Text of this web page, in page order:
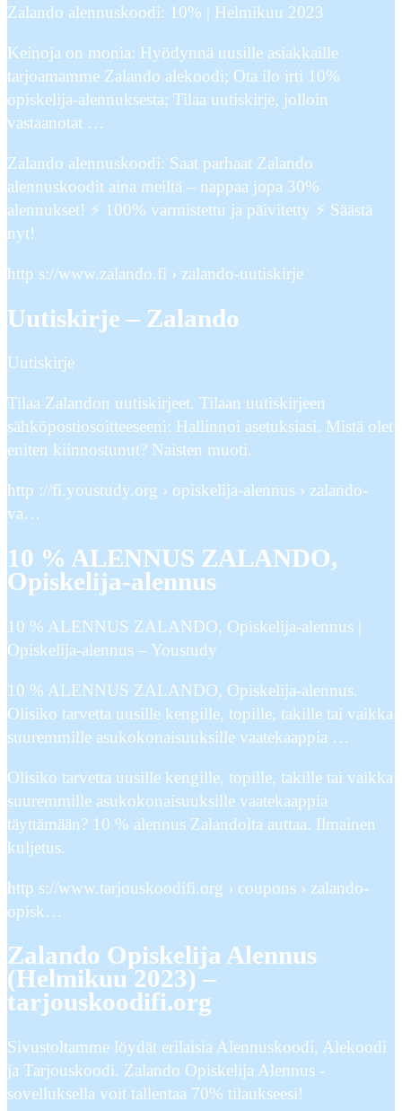
Zalando alennuskoodi: 10% | Helmikuu 2023
Keinoja on monia: Hyödynnä uusille asiakkaille
tarjoamamme Zalando alekoodi; Ota ilo irti 10%
opiskelija-alennuksesta; Tilaa uutiskirje, jolloin
vastaanotat …
Zalando alennuskoodi: Saat parhaat Zalando
alennuskoodit aina meiltä – nappaa jopa 30%
alennukset! ⚡ 100% varmistettu ja päivitetty ⚡ Säästä
nyt!
http s://www.zalando.fi › zalando-uutiskirje
Uutiskirje – Zalando
Uutiskirje
Tilaa Zalandon uutiskirjeet. Tilaan uutiskirjeen
sähköpostiosoitteeseeni: Hallinnoi asetuksiasi. Mistä olet
eniten kiinnostunut? Naisten muoti.
http ://fi.youstudy.org › opiskelija-alennus › zalando-
va…
10 % ALENNUS ZALANDO,
Opiskelija-alennus
10 % ALENNUS ZALANDO, Opiskelija-alennus |
Opiskelija-alennus – Youstudy
10 % ALENNUS ZALANDO, Opiskelija-alennus.
Olisiko tarvetta uusille kengille, topille, takille tai vaikka
suuremmille asukokonaisuuksille vaatekaappia …
Olisiko tarvetta uusille kengille, topille, takille tai vaikka
suuremmille asukokonaisuuksille vaatekaappia
täyttämään? 10 % alennus Zalandolta auttaa. Ilmainen
kuljetus.
http s://www.tarjouskoodifi.org › coupons › zalando-
opisk…
Zalando Opiskelija Alennus
(Helmikuu 2023) –
tarjouskoodifi.org
Sivustoltamme löydät erilaisia Alennuskoodi, Alekoodi
ja Tarjouskoodi. Zalando Opiskelija Alennus -
sovelluksella voit tallentaa 70% tilaukseesi!